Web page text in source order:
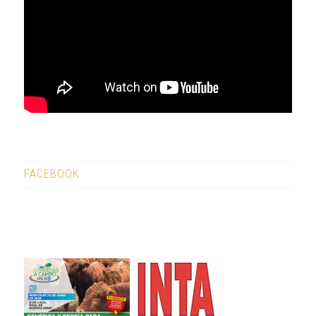
FACEBOOK